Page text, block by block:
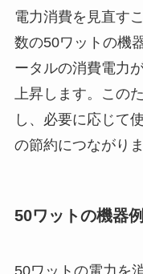
電力消費を見直す
数の50ワットの機
ータルの消費電力
上昇します。この
し、必要に応じて
の節約につながりま
50ワットの機器例